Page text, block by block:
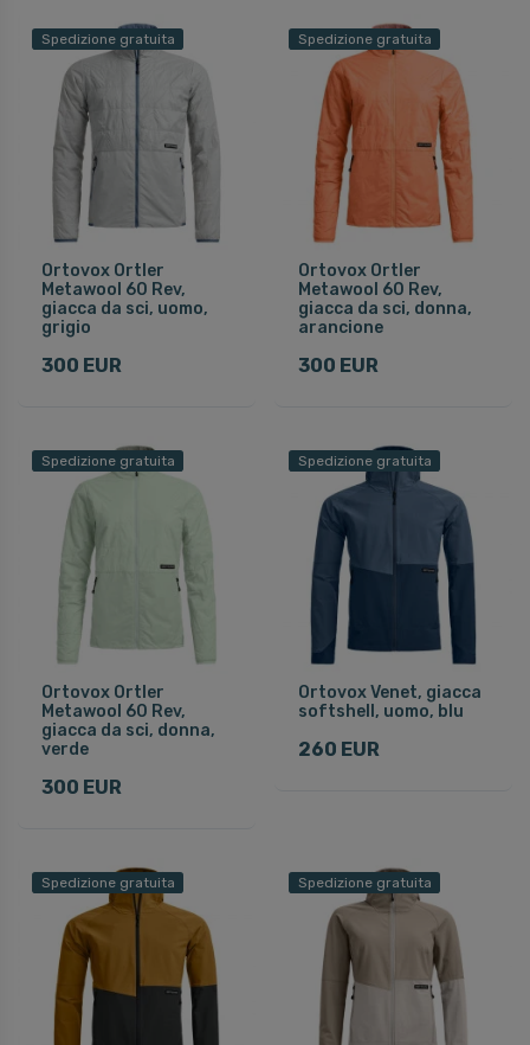
Spedizione gratuita
Ortovox Ortler
Metawool 60 Rev,
giacca da sci, uomo,
grigio
300 EUR
Spedizione gratuita
Ortovox Ortler
Metawool 60 Rev,
giacca da sci, donna,
arancione
300 EUR
Spedizione gratuita
Ortovox Ortler
Metawool 60 Rev,
giacca da sci, donna,
verde
300 EUR
Spedizione gratuita
Ortovox Venet, giacca
softshell, uomo, blu
260 EUR
Spedizione gratuita Spedizione gratuita